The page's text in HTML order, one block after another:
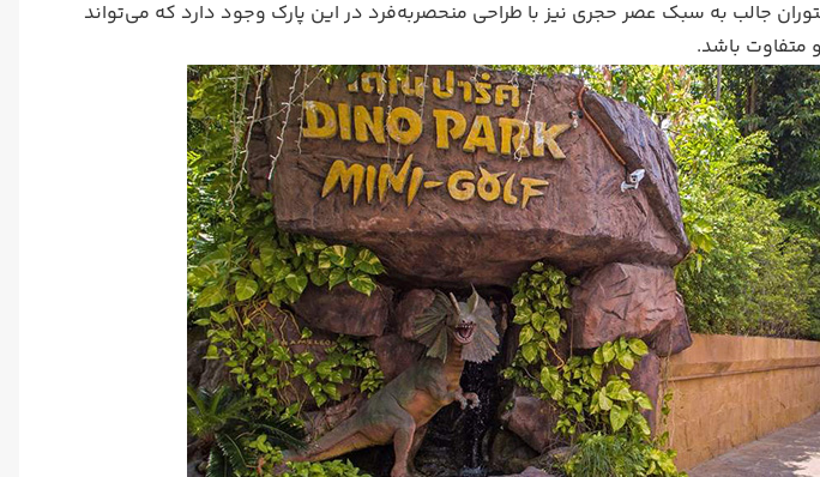
جالب به سبک عصر حجری نیز با طراحی منحصربه‌فرد در این پارک وجود دارد که می‌تواند
متفاوت باشد.